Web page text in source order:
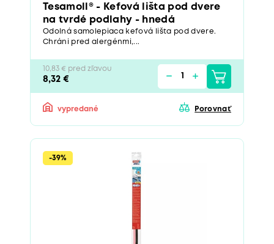
Tesamoll® - Kefová lišta pod dvere
na tvrdé podlahy - hnedá
Odolná samolepiaca kefová lišta pod dvere.
Chráni pred alergénmi,...
10,83 € pred zľavou
8,32 €
vypredané Porovnať
-39%